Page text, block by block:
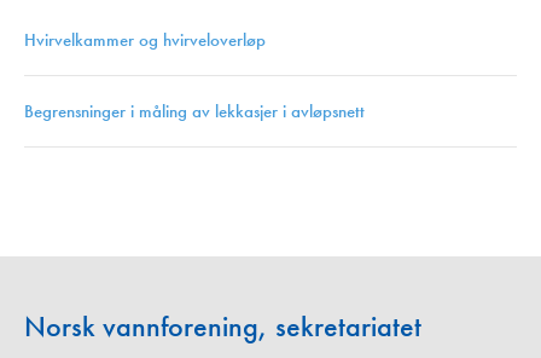
Hvirvelkammer og hvirveloverløp
Begrensninger i måling av lekkasjer i avløpsnett
Norsk vannforening, sekretariatet